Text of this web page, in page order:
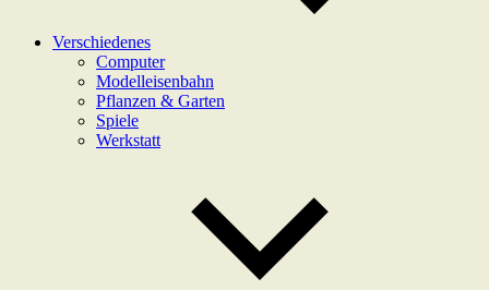
Verschiedenes
Computer
Modelleisenbahn
Pflanzen & Garten
Spiele
Werkstatt